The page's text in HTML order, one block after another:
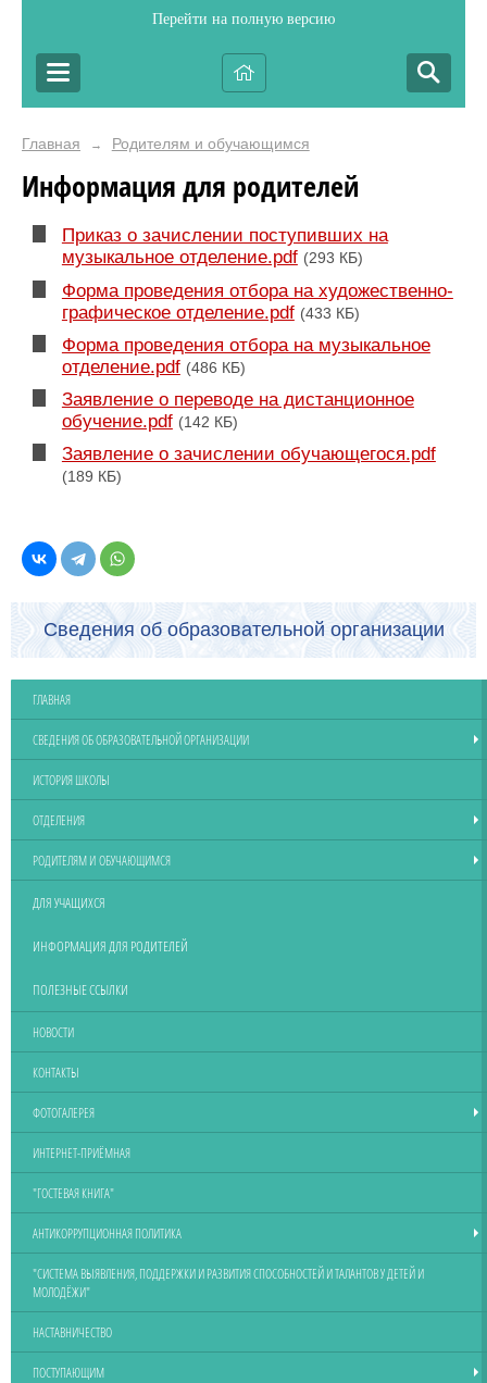
Перейти на полную версию
Главная → Родителям и обучающимся
Информация для родителей
Приказ о зачислении поступивших на
музыкальное отделение.pdf (293 КБ)
Форма проведения отбора на художественно-
графическое отделение.pdf (433 КБ)
Форма проведения отбора на музыкальное
отделение.pdf (486 КБ)
Заявление о переводе на дистанционное
обучение.pdf (142 КБ)
Заявление о зачислении обучающегося.pdf
(189 КБ)
Сведения об образовательной организации
ГЛАВНАЯ
СВЕДЕНИЯ ОБ ОБРАЗОВАТЕЛЬНОЙ ОРГАНИЗАЦИИ
ИСТОРИЯ ШКОЛЫ
ОТДЕЛЕНИЯ
РОДИТЕЛЯМ И ОБУЧАЮЩИМСЯ
ДЛЯ УЧАЩИХСЯ
ИНФОРМАЦИЯ ДЛЯ РОДИТЕЛЕЙ
ПОЛЕЗНЫЕ ССЫЛКИ
НОВОСТИ
КОНТАКТЫ
ФОТОГАЛЕРЕЯ
ИНТЕРНЕТ-ПРИЁМНАЯ
"ГОСТЕВАЯ КНИГА"
АНТИКОРРУПЦИОННАЯ ПОЛИТИКА
"СИСТЕМА ВЫЯВЛЕНИЯ, ПОДДЕРЖКИ И РАЗВИТИЯ СПОСОБНОСТЕЙ И ТАЛАНТОВ У ДЕТЕЙ И
МОЛОДЁЖИ"
НАСТАВНИЧЕСТВО
ПОСТУПАЮЩИМ